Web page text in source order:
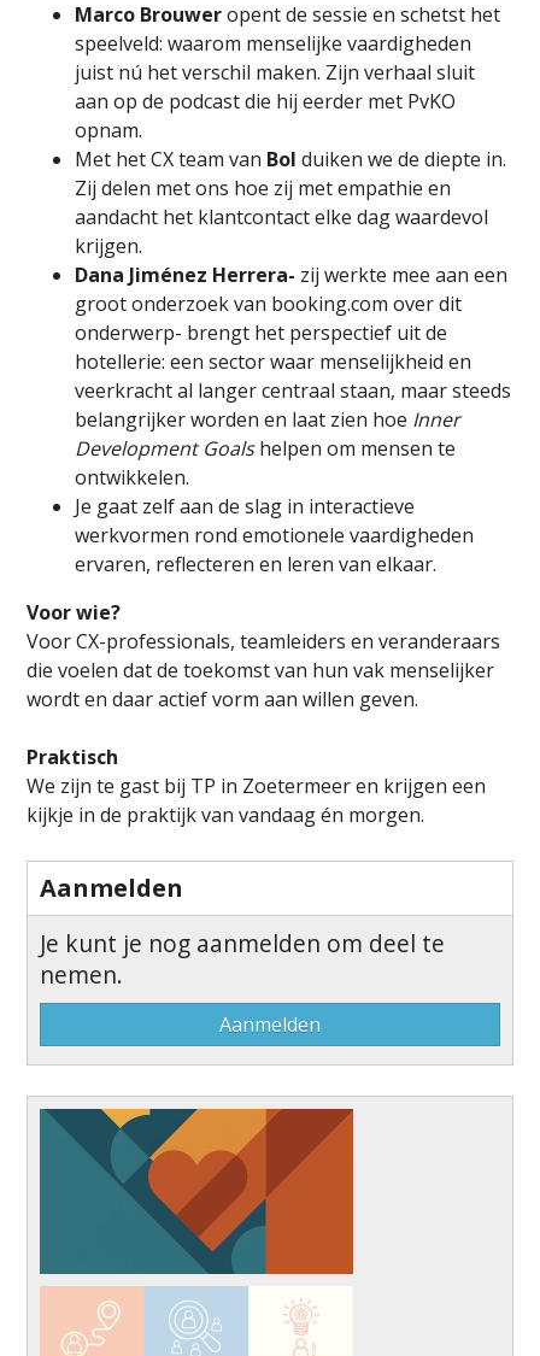
Marco Brouweropent de sessie en schetst het
speelveld: waarom menselijke vaardigheden
juist nú het verschil maken. Zijn verhaal sluit
aan op de podcast die hij eerder met PvKO
opnam.
Met het CX team van Bol duiken we de diepte in.
Zij delen met ons hoe zij met empathie en
aandacht het klantcontact elke dag waardevol
krijgen.
Dana Jiménez Herrera- zij werkte mee aan een
groot onderzoek van booking.com over dit
onderwerp- brengt het perspectief uit de
hotellerie: een sector waar menselijkheid en
veerkracht al langer centraal staan, maar steeds
belangrijker worden en laat zien hoe Inner
Development Goalshelpen om mensen te
ontwikkelen.
Je gaat zelf aan de slag in interactieve
werkvormen rond emotionele vaardigheden
ervaren, reflecteren en leren van elkaar.
Voor wie?
Voor CX-professionals, teamleiders en veranderaars
die voelen dat de toekomst van hun vak menselijker
wordt en daar actief vorm aan willen geven.
Praktisch
We zijn te gast bij TP in Zoetermeer en krijgen een
kijkje in de praktijk van vandaag én morgen.
Aanmelden
Je kunt je nog aanmelden om deel te
nemen.
Aanmelden